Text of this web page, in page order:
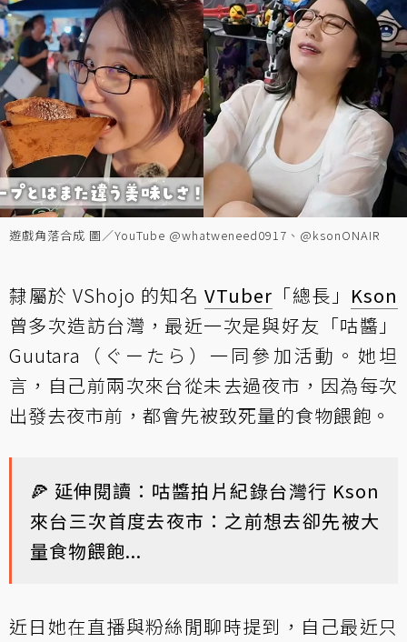
遊戲角落合成 圖／YouTube @whatweneed0917、@ksonONAIR
隸屬於 VShojo 的知名 VTuber 「總長」 Kson
曾多次造訪台灣，最近一次是與好友「咕醬」
Guutara（ぐーたら）一同參加活動。她坦
言，自己前兩次來台從未去過夜市，因為每次
出發去夜市前，都會先被致死量的食物餵飽。
🍕 延伸閱讀： 咕醬拍片紀錄台灣行 Kson
來台三次首度去夜市：之前想去卻先被大
量食物餵飽...
近日她在直播與粉絲閒聊時提到，自己最近只